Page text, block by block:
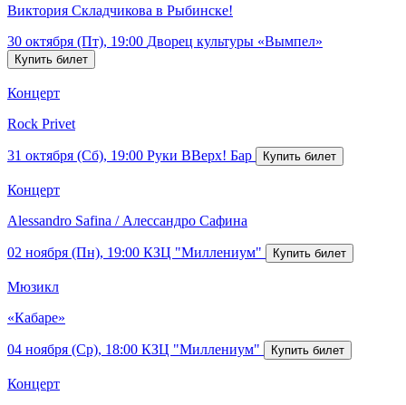
Виктория Складчикова в Рыбинске!
30 октября (Пт), 19:00 Дворец культуры «Вымпел»
Концерт
Rock Privet
31 октября (Сб), 19:00 Руки ВВерх! Бар
Концерт
Alessandro Safina / Алессандро Сафина
02 ноября (Пн), 19:00 КЗЦ "Миллениум"
Мюзикл
«Кабаре»
04 ноября (Ср), 18:00 КЗЦ "Миллениум"
Концерт